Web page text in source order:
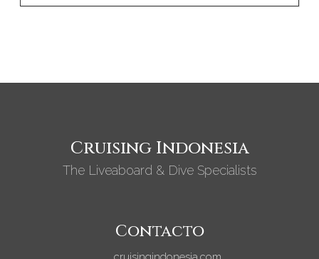
Cruising Indonesia
The Liveaboard & Dive Specialists
Contacto